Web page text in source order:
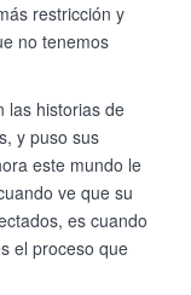
restricción y
no tenemos
las historias de
y puso sus
este mundo le
ve que su
es cuando
el proceso que